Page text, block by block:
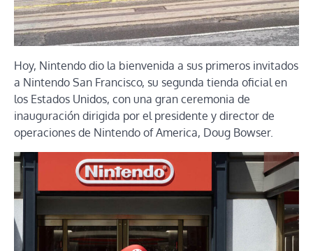
Hoy, Nintendo dio la bienvenida a sus primeros invitados
a Nintendo San Francisco, su segunda tienda oficial en
los Estados Unidos, con una gran ceremonia de
inauguración dirigida por el presidente y director de
operaciones de Nintendo of America, Doug Bowser.